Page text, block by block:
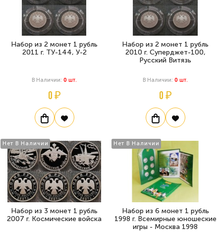
Набор из 2 монет 1 рубль
2011 г. ТУ-144, У-2
В Наличии: 0 Шт.
0 ₽
Набор из 2 монет 1 рубль
2010 г. Суперджет-100,
Русский Витязь
В Наличии: 0 Шт.
0 ₽
Нет В Наличии
Набор из 3 монет 1 рубль
2007 г. Космические войска
Нет В Наличии
Набор из 6 монет 1 рубль
1998 г. Всемирные юношеские
игры - Москва 1998